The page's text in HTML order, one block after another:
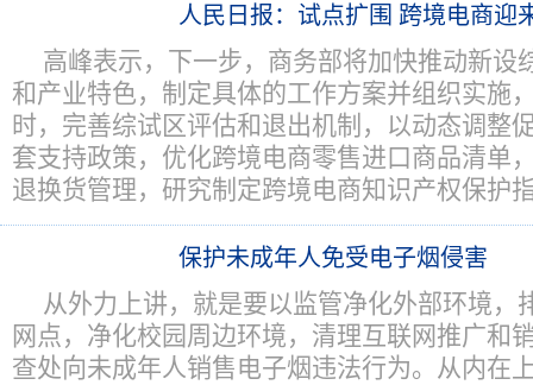
人民日报：试点扩围 跨境电商迎
高峰表示，下一步，商务部将加快推动新设
和产业特色，制定具体的工作方案并组织实施
时，完善综试区评估和退出机制，以动态调整
套支持政策，优化跨境电商零售进口商品清单
退换货管理，研究制定跨境电商知识产权保护
保护未成年人免受电子烟侵害
从外力上讲，就是要以监管净化外部环境，
网点，净化校园周边环境，清理互联网推广和
查处向未成年人销售电子烟违法行为。从内在